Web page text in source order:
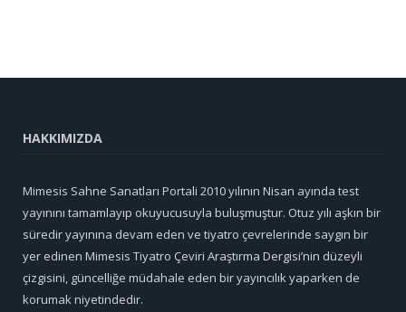
HAKKIMIZDA
Mimesis Sahne Sanatları Portali 2010 yılının Nisan ayında test
yayınını tamamlayıp okuyucusuyla buluşmuştur. Otuz yılı aşkın bir
süredir yayınına devam eden ve tiyatro çevrelerinde saygın bir
yer edinen Mimesis Tiyatro Çeviri Araştırma Dergisi’nin düzeyli
çizgisini, güncelliğe müdahale eden bir yayıncılık yaparken de
korumak niyetindedir.